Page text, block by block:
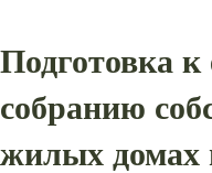
Подготовка к
собранию
жилых домах